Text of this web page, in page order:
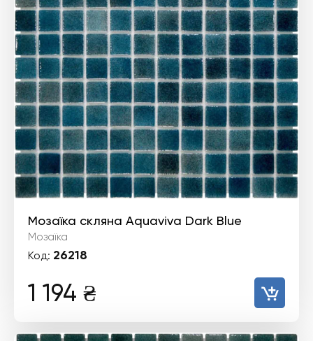
Мозаїка скляна Aquaviva Dark Blue
Мозаїка
Код: 26218
1 194 ₴